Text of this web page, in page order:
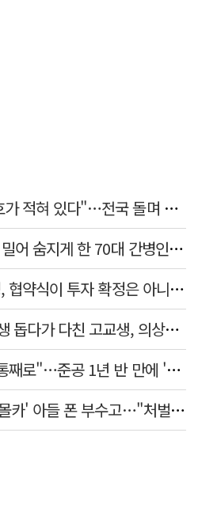
"경로당 통장에 비밀번호가 적혀 있다"…전국 돌며 경로당 13곳 턴 30대 구속
[속보] 휠체어 환자 발로 밀어 숨지게 한 70대 간병인…2심도 집행유예
[시사뒷담] MOU의 함정, 협약식이 투자 확정은 아니긴 해
'장윤기 사건' 피해 여고생 돕다가 다친 고교생, 의상자 인정
"아파트 외벽 테라스가 통째로"…준공 1년 반 만에 '아찔 사고'
전북 경찰 간부 '女교사 몰카' 아들 폰 부수고…"처벌 못하는 사안" 내부망에 글